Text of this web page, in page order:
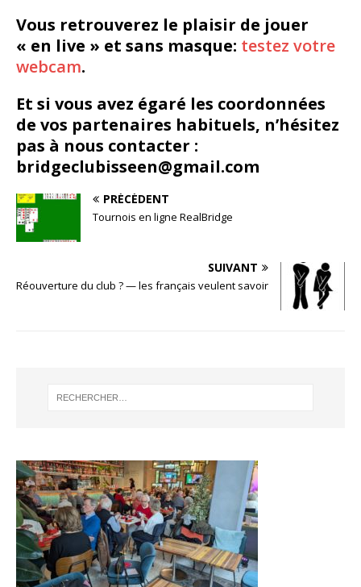
Vous retrouverez le plaisir de jouer
« en live » et sans masque: testez votre
webcam.
Et si vous avez égaré les coordonnées
de vos partenaires habituels, n’hésitez
pas à nous contacter :
bridgeclubisseen@gmail.com
PRÉCÉDENT
Tournois en ligne RealBridge
SUIVANT
Réouverture du club ? — les français veulent savoir